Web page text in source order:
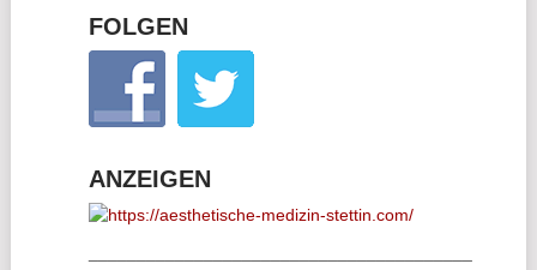
FOLGEN
ANZEIGEN